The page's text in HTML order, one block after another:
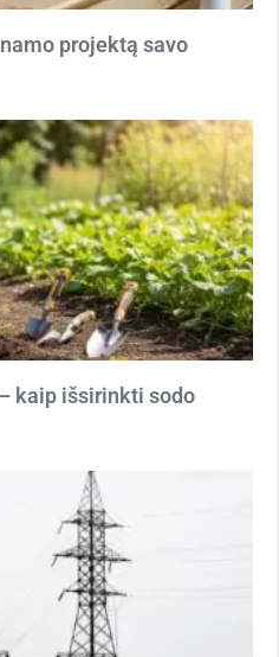
projektą savo
kaip išsirinkti sodo